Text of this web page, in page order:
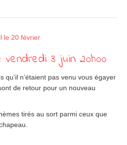
vendredi 3 juin 20h00
qu’il n’étaient pas venu vous égayer
de retour pour un nouveau
tirés au sort parmi ceux que